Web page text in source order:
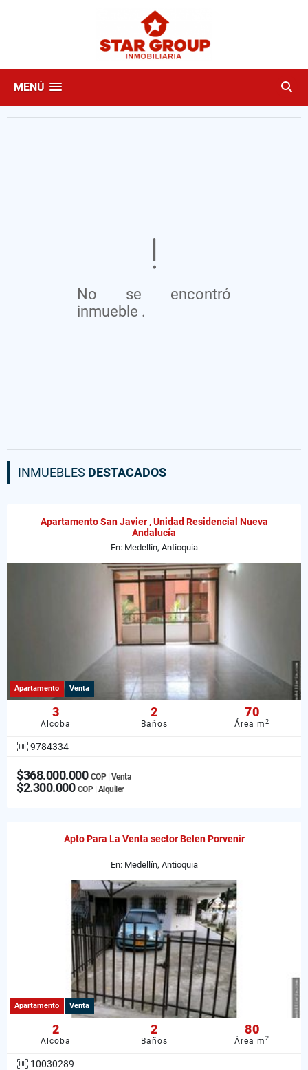
MENÚ
No se encontró
inmueble .
INMUEBLES DESTACADOS
Apartamento San Javier , Unidad Residencial Nueva
Andalucía
En: Medellín, Antioquia
Apartamento Venta
3
Alcoba
2
Baños
70
Área m2
9784334
$368.000.000 COP | Venta
$2.300.000 COP | Alquiler
Apto Para La Venta sector Belen Porvenir
En: Medellín, Antioquia
Apartamento Venta
2
Alcoba
2
Baños
80
Área m2
10030289